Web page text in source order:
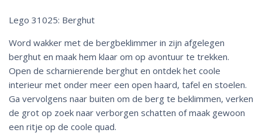
Lego 31025: Berghut
Word wakker met de bergbeklimmer in zijn afgelegen
berghut en maak hem klaar om op avontuur te trekken.
Open de scharnierende berghut en ontdek het coole
interieur met onder meer een open haard, tafel en stoelen.
Ga vervolgens naar buiten om de berg te beklimmen, verken
de grot op zoek naar verborgen schatten of maak gewoon
een ritje op de coole quad.